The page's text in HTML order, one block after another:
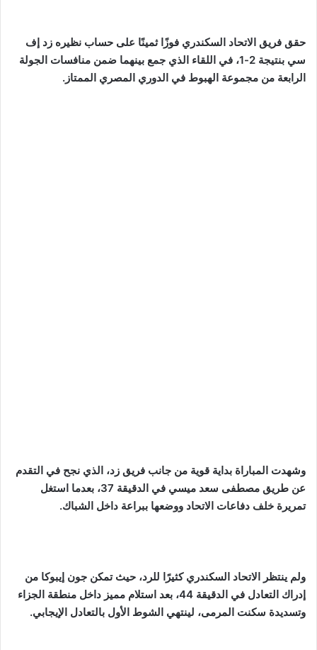
حقق فريق الاتحاد السكندري فوزًا ثمينًا على حساب نظيره زد إف
سي بنتيجة 2-1، في اللقاء الذي جمع بينهما ضمن منافسات الجولة
الرابعة من مجموعة الهبوط في الدوري المصري الممتاز.
وشهدت المباراة بداية قوية من جانب فريق زد، الذي نجح في التقدم
عن طريق مصطفى سعد ميسي في الدقيقة 37، بعدما استغل
تمريرة خلف دفاعات الاتحاد ووضعها ببراعة داخل الشباك.
ولم ينتظر الاتحاد السكندري كثيرًا للرد، حيث تمكن جون إيبوكا من
إدراك التعادل في الدقيقة 44، بعد استلام مميز داخل منطقة الجزاء
وتسديدة سكنت المرمى، لينتهي الشوط الأول بالتعادل الإيجابي.